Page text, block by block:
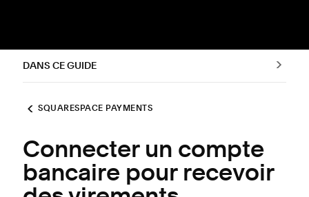
DANS CE GUIDE
SQUARESPACE PAYMENTS
Connecter un compte
bancaire pour recevoir